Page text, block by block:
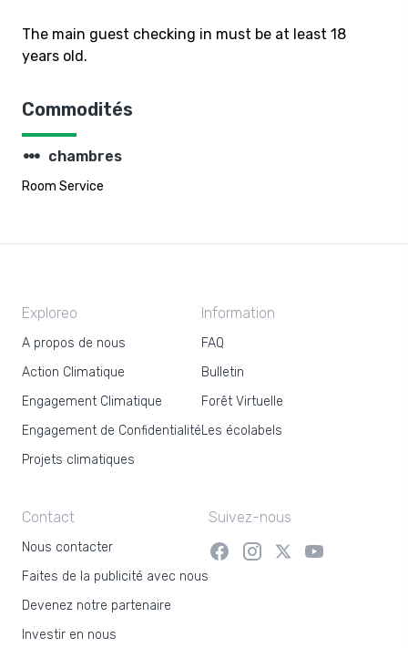
The main guest checking in must be at least 18
years old.
Commodités
steppers chambres
Room Service
Exploreo
A propos de nous
Action Climatique
Engagement Climatique
Engagement de Confidentialité
Projets climatiques
Information
FAQ
Bulletin
Forêt Virtuelle
Les écolabels
Contact
Nous contacter
Faites de la publicité avec nous
Devenez notre partenaire
Investir en nous
Suivez-nous